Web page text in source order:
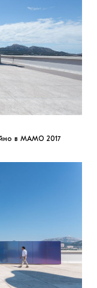
в МАМО 2017